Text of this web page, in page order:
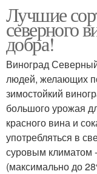
Лучшие
северного
добра!
Виноград
людей, желающих
зимостойкий
большого урожая
красного вина и
употребляться в
суровым климатом
(максимально до